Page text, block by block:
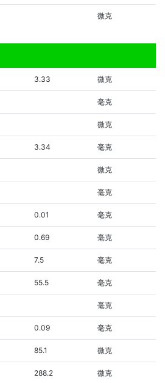
微克
3.33 微克
毫克
微克
3.34 毫克
微克
毫克
0.01 毫克
0.69 毫克
7.5 毫克
55.5 毫克
毫克
0.09 毫克
85.1 微克
288.2 微克